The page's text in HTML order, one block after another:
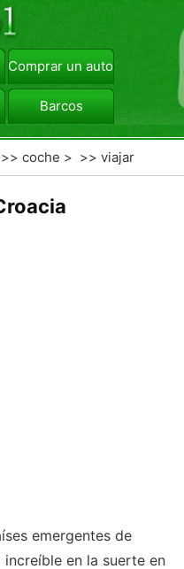
Comprar un automóvil
Barcos
>>coche > >>viajar
emergentes de
en la suerte en